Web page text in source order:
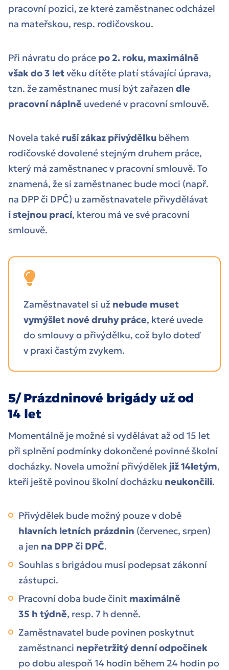
pracovní pozici, ze které zaměstnanec odcházel
na mateřskou, resp. rodičovskou.
Při návratu do práce po 2. roku, maximálně
však do 3 letvěku dítěte platí stávající úprava,
tzn. že zaměstnanec musí být zařazen dle
pracovní náplně uvedené v pracovní smlouvě.
Novela také ruší zákaz přivýdělku během
rodičovské dovolené stejným druhem práce,
který má zaměstnanec v pracovní smlouvě. To
znamená, že si zaměstnanec bude moci (např.
na DPP či DPČ) u zaměstnavatele přivydělávat
i stejnou prací, kterou má ve své pracovní
smlouvě.
Zaměstnavatel si už nebude muset
vymýšlet nové druhy práce, které uvede
do smlouvy o přivýdělku, což bylo doteď
v praxi častým zvykem.
5/ Prázdninové brigády už od
14 let
Momentálně je možné si vydělávat až od 15 let
při splnění podmínky dokončené povinné školní
docházky. Novela umožní přivýdělek již 14letým,
kteří ještě povinou školní docházku neukončili.
Přivýdělek bude možný pouze v době
hlavních letních prázdnin (červenec, srpen)
a jen na DPP či DPČ.
Souhlas s brigádou musí podepsat zákonní
zástupci.
Pracovní doba bude činit maximálně
35 h týdně, resp. 7 h denně.
Zaměstnavatel bude povinen poskytnut
zaměstnanci nepřetržitý denní odpočinek
po dobu alespoň 14 hodin během 24 hodin po